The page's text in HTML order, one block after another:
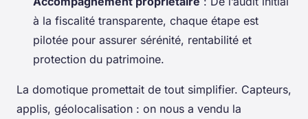
à la fiscalité transparente, chaque étape est
pilotée pour assurer sérénité, rentabilité et
protection du patrimoine.
La domotique promettait de tout simplifier. Capteurs,
applis, géolocalisation : on nous a vendu la